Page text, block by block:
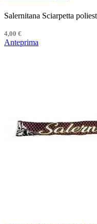
Salernitana Sciarpetta
4,00 €
Anteprima